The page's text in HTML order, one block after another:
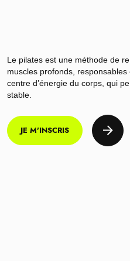
Le pilates est une méthode de
muscles profonds,
centre d’énergie du corps, qui
stable.
JE M'INSCRIS